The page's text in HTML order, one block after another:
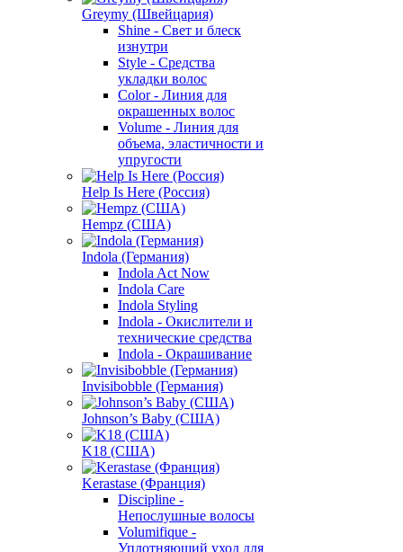
Greymy (Швейцария)
Shine - Свет и блеск
изнутри
Style - Средства
укладки волос
Color - Линия для
окрашенных волос
Volume - Линия для
объема, эластичности и
упругости
Help Is Here (Россия)
Hempz (США)
Indola (Германия)
Indola Act Now
Indola Care
Indola Styling
Indola - Окислители и
технические средства
Indola - Окрашивание
Invisibobble (Германия)
Johnson’s Baby (США)
K18 (США)
Kerastase (Франция)
Discipline -
Непослушные волосы
Volumifique -
Уплотняющий уход для